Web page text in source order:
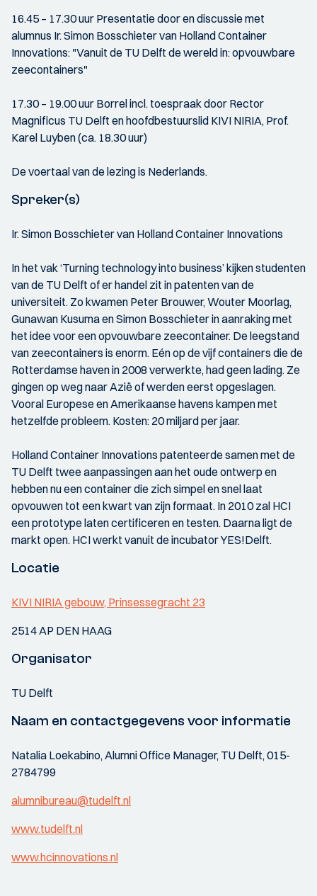
16.45 – 17.30 uur Presentatie door en discussie met
alumnus Ir. Simon Bosschieter van Holland Container
Innovations: "Vanuit de TU Delft de wereld in: opvouwbare
zeecontainers"
17.30 – 19.00 uur Borrel incl. toespraak door Rector
Magnificus TU Delft en hoofdbestuurslid KIVI NIRIA, Prof.
Karel Luyben (ca. 18.30 uur)
De voertaal van de lezing is Nederlands.
Spreker(s)
Ir. Simon Bosschieter van Holland Container Innovations
In het vak ‘Turning technology into business’ kijken studenten
van de TU Delft of er handel zit in patenten van de
universiteit. Zo kwamen Peter Brouwer, Wouter Moorlag,
Gunawan Kusuma en Simon Bosschieter in aanraking met
het idee voor een opvouwbare zeecontainer. De leegstand
van zeecontainers is enorm. Eén op de vijf containers die de
Rotterdamse haven in 2008 verwerkte, had geen lading. Ze
gingen op weg naar Azië of werden eerst opgeslagen.
Vooral Europese en Amerikaanse havens kampen met
hetzelfde probleem. Kosten: 20 miljard per jaar.
Holland Container Innovations patenteerde samen met de
TU Delft twee aanpassingen aan het oude ontwerp en
hebben nu een container die zich simpel en snel laat
opvouwen tot een kwart van zijn formaat. In 2010 zal HCI
een prototype laten certificeren en testen. Daarna ligt de
markt open. HCI werkt vanuit de incubator YES!Delft.
Locatie
KIVI NIRIA gebouw, Prinsessegracht 23
2514 AP DEN HAAG
Organisator
TU Delft
Naam en contactgegevens voor informatie
Natalia Loekabino, Alumni Office Manager, TU Delft, 015-
2784799
alumnibureau@tudelft.nl
www.tudelft.nl
www.hcinnovations.nl